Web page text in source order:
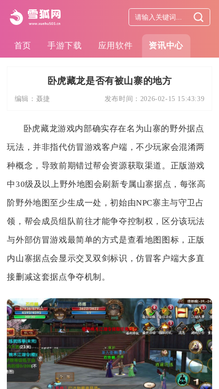
首页 手游下载 应用软件 资讯中心
卧虎藏龙是否有被山寨的地方
编辑： 聂捷 发布时间： 2026-02-15 15:43:39
卧虎藏龙游戏内部确实存在名为山寨的野外据点
玩法，并非指代仿冒游戏客户端，不少玩家会混淆两
种概念，导致前期错过帮会资源获取渠道。正版游戏
中30级及以上野外地图会刷新专属山寨据点，每张高
阶野外地图至少生成一处，初始由NPC寨主与守卫占
领，帮会成员组队前往才能争夺控制权，区分该玩法
与外部仿冒游戏最简单的方式是查看地图图标，正版
内山寨据点会显示交叉双剑标识，仿冒客户端大多直
接删减这套据点争夺机制。